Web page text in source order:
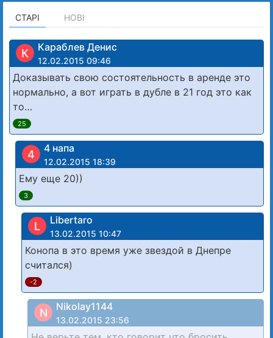
СТАРІ НОВІ
К Караблев Денис
12.02.2015 09:46
Доказывать свою состоятельность в аренде это
нормально, а вот играть в дубле в 21 год это как
то…
25
4 4 напа
12.02.2015 18:39
Ему еще 20))
3
L Libertaro
13.02.2015 10:47
Конопа в это время уже звездой в Днепре
считался)
-2
N Nikolay1144
13.02.2015 23:56